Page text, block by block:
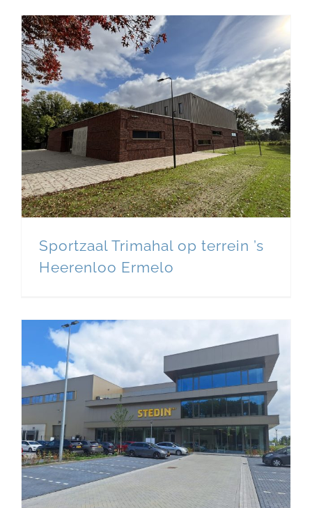
Sportzaal Trimahal op terrein ’s
Heerenloo Ermelo